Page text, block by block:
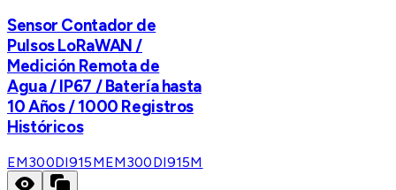
Sensor Contador de
Pulsos LoRaWAN /
Medición Remota de
Agua / IP67 / Batería hasta
10 Años / 1000 Registros
Históricos
EM300DI915MEM300DI915M